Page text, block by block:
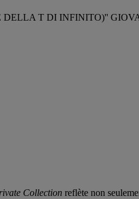
T DI INFINITO)''
Collection reflète non